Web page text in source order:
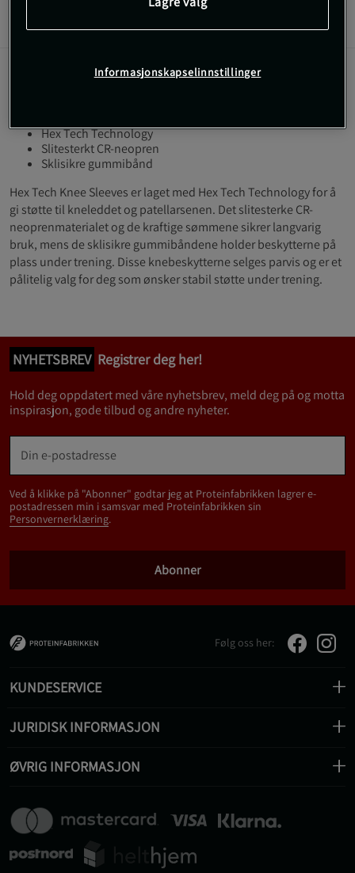
Informasjon Anmeldelser
Disse knebeskytterne er utviklet for å gi støtte og
Hex Tech Technology
Slitesterkt CR-neopren
Sklisikre gummibånd
Hex Tech Knee Sleeves er laget med Hex Tech Technology for å
gi støtte til kneleddet og patellarsenen. Det slitesterke CR-
neoprenmaterialet og de kraftige sømmene sikrer langvarig
bruk, mens de sklisikre gummibåndene holder beskytterne på
plass under trening. Disse knebeskytterne selges parvis og er et
pålitelig valg for deg som ønsker stabil støtte under trening.
NYHETSBREV Registrer deg her!
Hold deg oppdatert med våre nyhetsbrev, meld deg på og motta
inspirasjon, gode tilbud og andre nyheter.
Ved å klikke på "Abonner" godtar jeg at Proteinfabrikken lagrer e-
postadressen min i samsvar med Proteinfabrikken sin
Personvernerklæring.
Abonner
Følg oss her:
KUNDESERVICE
JURIDISK INFORMASJON
ØVRIG INFORMASJON
Informasjonskapselinnstillinger